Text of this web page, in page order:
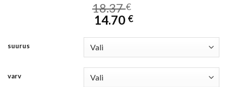
18.37€
14.70 €
suurus
varv